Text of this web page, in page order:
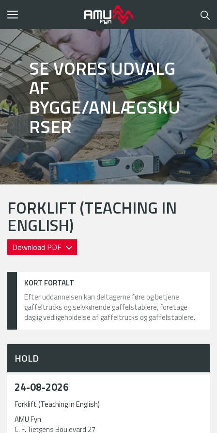
Toggle
SE VORES UDVALG
AF
BYGGE/ANLÆGSKU
RSER
FORKLIFT (TEACHING IN
ENGLISH)
Download PDF
KORT FORTALT
Efter uddannelsen kan deltagerne føre og betjene
gaffeltrucks og selvkørende gaffelstablere, foretage
daglig vedligeholdelse af gaffeltrucks og gaffelstablere.
HOLD
24-08-2026
Forklift (Teaching in English)
AMU Fyn
C. F. Tietgens Boulevard 27